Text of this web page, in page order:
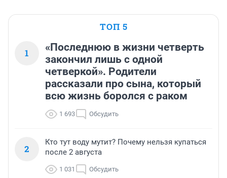
ТОП 5
1
«Последнюю в жизни четверть
закончил лишь с одной
четверкой». Родители
рассказали про сына, который
всю жизнь боролся с раком
1 693 Обсудить
2
Кто тут воду мутит? Почему нельзя купаться
после 2 августа
1 031 Обсудить